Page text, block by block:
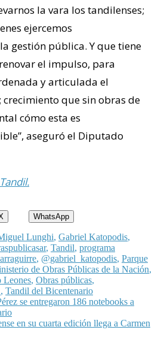
la vara los tandilenses;
ejercemos
gestión pública. Y que tiene
el impulso, para
y articulada el
que sin obras de
cómo esta es
aseguró el Diputado
WhatsApp
Lunghi, Gabriel Katopodis,
, Tandil, programa
, @gabriel_katopodis, Parque
de Obras Públicas de la Nación,
Leones, Obras públicas,
, Tandil del Bicentenario
se entregaron 186 notebooks a
en su cuarta edición llega a Carmen